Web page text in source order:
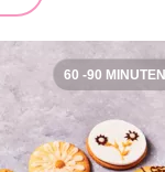
60 -90 MINUTEN